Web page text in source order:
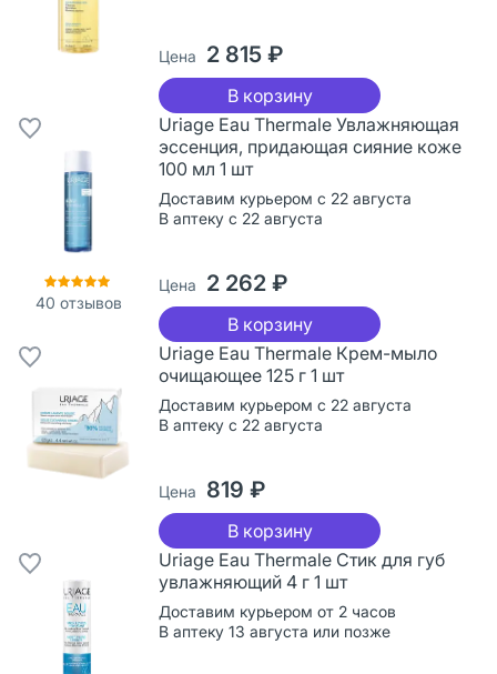
Цена 2 815 ₽
В корзину
40 отзывов
Uriage Eau Thermale Увлажняющая
эссенция, придающая сияние коже
100 мл 1 шт
Доставим курьером с 22 августа
В аптеку с 22 августа
Цена 2 262 ₽
В корзину
Uriage Eau Thermale Крем-мыло
очищающее 125 г 1 шт
Доставим курьером с 22 августа
В аптеку с 22 августа
Цена 819 ₽
В корзину
Uriage Eau Thermale Стик для губ
увлажняющий 4 г 1 шт
Доставим курьером от 2 часов
В аптеку 13 августа или позже